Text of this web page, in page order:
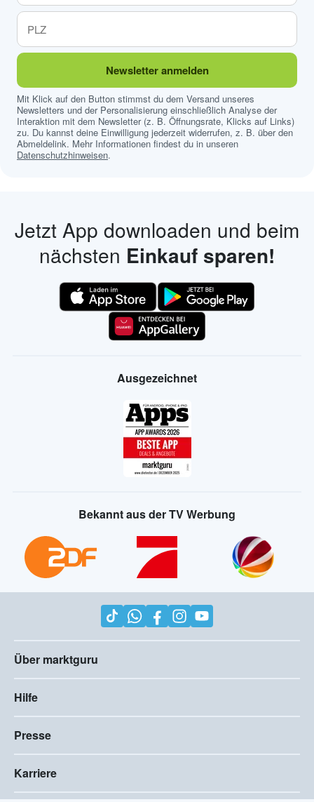
Newsletter anmelden
Mit Klick auf den Button stimmst du dem Versand unseres
Newsletters und der Personalisierung einschließlich Analyse der
Interaktion mit dem Newsletter (z. B. Öffnungsrate, Klicks auf Links)
zu. Du kannst deine Einwilligung jederzeit widerrufen, z. B. über den
Abmeldelink. Mehr Informationen findest du in unseren
Datenschutzhinweisen.
Jetzt App downloaden und beim
nächsten Einkauf sparen!
Ausgezeichnet
Bekannt aus der TV Werbung
Über marktguru
Hilfe
Presse
Karriere